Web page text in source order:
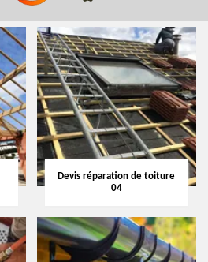
Devis réparation de toiture
04